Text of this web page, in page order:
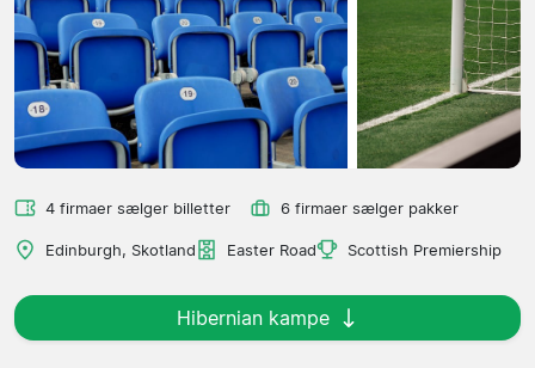
4 firmaer sælger billetter 6 firmaer sælger pakker
Edinburgh, Skotland Easter Road Scottish Premiership
Hibernian kampe